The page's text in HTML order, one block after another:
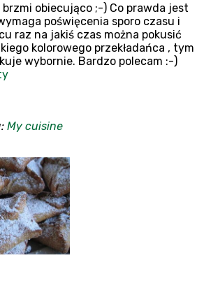
obiecująco ;-) Co prawda jest
poświęcenia sporo czasu i
raz na jakiś czas można pokusić
kolorowego przekładańca , tym
wybornie. Bardzo polecam :-)
My cuisine